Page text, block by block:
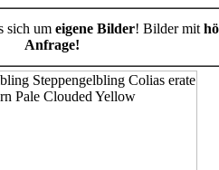
sich um eigene Bilder! Bilder mit
Anfrage!